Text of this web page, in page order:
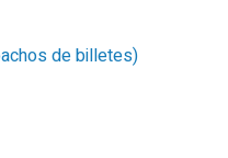
de billetes)